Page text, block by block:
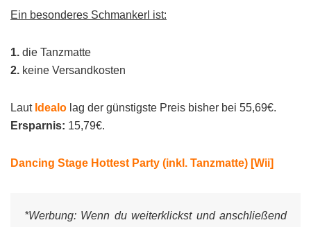
Ein besonderes Schmankerl ist:
1. die Tanzmatte
2. keine Versandkosten
Laut Idealo lag der günstigste Preis bisher bei 55,69€.
Ersparnis: 15,79€.
Dancing Stage Hottest Party (inkl. Tanzmatte) [Wii]
*Werbung: Wenn du weiterklickst und anschließend